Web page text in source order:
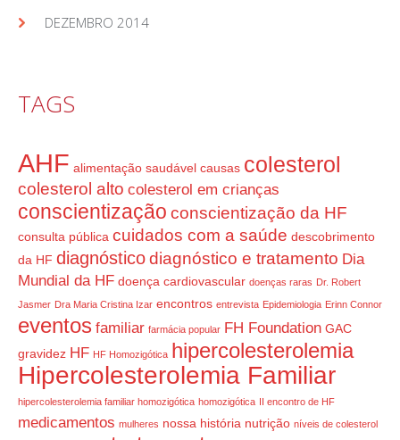
DEZEMBRO 2014
TAGS
AHF alimentação saudável causas colesterol
colesterol alto colesterol em crianças
conscientização conscientização da HF
consulta pública cuidados com a saúde descobrimento
da HF diagnósticodiagnóstico e tratamento Dia
Mundial da HF doença cardiovascular doenças raras Dr. Robert
Jasmer Dra Maria Cristina Izar encontros entrevista Epidemiologia Erinn Connor
eventos familiar farmácia popular FH Foundation GAC
gravidez HF HF Homozigótica hipercolesterolemia
Hipercolesterolemia Familiar
hipercolesterolemia familiar homozigótica homozigótica II encontro de HF
medicamentos mulheres nossa história nutrição níveis de colesterol